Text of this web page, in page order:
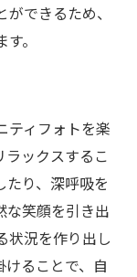
できるため、
。
ティフォトを楽
ラックスするこ
たり、深呼吸を
な笑顔を引き出
状況を作り出し
ることで、自